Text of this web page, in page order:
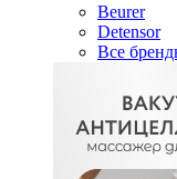
Beurer
Detensor
Все